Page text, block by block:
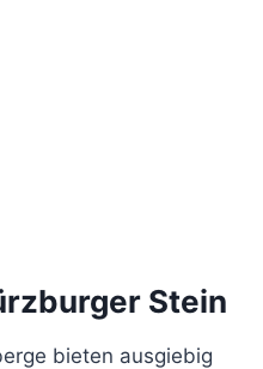
Stein
bieten ausgiebig